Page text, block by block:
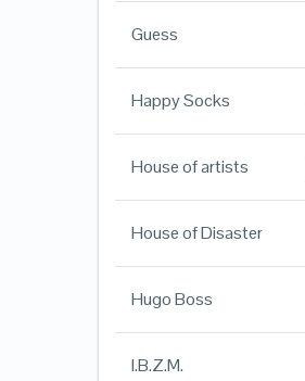
Guess
Happy Socks
House of artists
House of Disaster
Hugo Boss
I.B.Z.M.